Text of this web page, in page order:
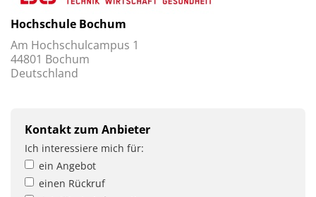
Hochschule Bochum
Am Hochschulcampus 1
44801 Bochum
Deutschland
Kontakt zum Anbieter
Ich interessiere mich für:
ein Angebot
einen Rückruf